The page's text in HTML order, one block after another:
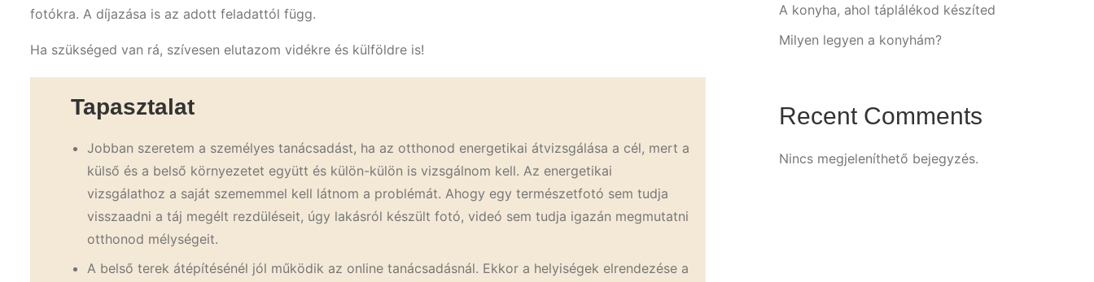
A konyha, ahol táplálékod készíted
Milyen legyen a konyhám?
Recent Comments
Nincs megjeleníthető bejegyzés.
fotókra. A díjazása is az adott feladattól függ.
Ha szükséged van rá, szívesen elutazom vidékre és külföldre is!
Tapasztalat
Jobban szeretem a személyes tanácsadást, ha az otthonod energetikai átvizsgálása a cél, mert a
külső és a belső környezetet együtt és külön-külön is vizsgálnom kell. Az energetikai
vizsgálathoz a saját szememmel kell látnom a problémát. Ahogy egy természetfotó sem tudja
visszaadni a táj megélt rezdüléseit, úgy lakásról készült fotó, videó sem tudja igazán megmutatni
otthonod mélységeit.
A belső terek átépítésénél jól működik az online tanácsadásnál. Ekkor a helyiségek elrendezése a